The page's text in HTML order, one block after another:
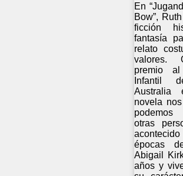
En
Bow”,
ficción
fantasía
relato
valores.
premio
Infantil
novela
otras
épocas
Abigail
años y